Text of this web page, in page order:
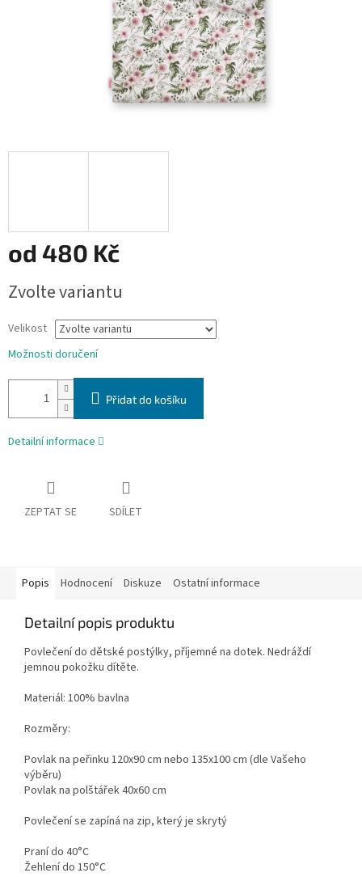
od 480 Kč
cena:
Zvolte variantu
Velikost
Možnosti doručení
Přidat do košíku
Detailní informace
ZEPTAT SE SDÍLET
Popis Hodnocení Diskuze Ostatní informace
Detailní popis produktu
Povlečení do dětské postýlky, příjemné na dotek. Nedráždí
jemnou pokožku dítěte.
Materiál: 100% bavlna
Rozměry:
Povlak na peřinku 120x90 cm nebo 135x100 cm (dle Vašeho
výběru)
Povlak na polštářek 40x60 cm
Povlečení se zapíná na zip, který je skrytý
Praní do 40°C
Žehlení do 150°C